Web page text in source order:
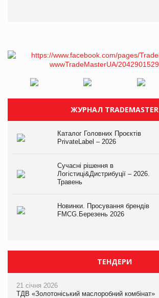
ЖУРНАЛ TRADEMASTER
Каталог Головних Проєктів
PrivateLabel – 2026
Сучасні рішення в
Логістиці&Дистрибуції – 2026.
Травень
Новинки. Просування брендів
FMCG.Березень 2026
ТЕНДЕРИ
21 січня 2026
ТДВ «Золотоніський маслоробний комбінат»